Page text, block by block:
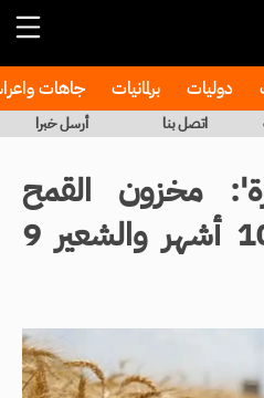
دوليات برلمانيات جاهات
اتصل بنا أرسل خبرا
مخزون القمح
يغطي استهلاك 10 أشهر والشعير 9